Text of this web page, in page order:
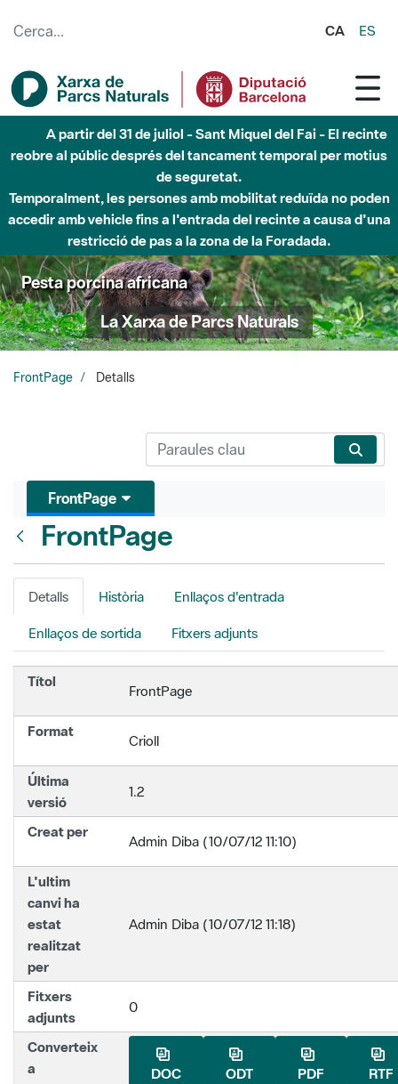
CA ES
A partir del 31 de juliol - Sant Miquel del Fai - El recinte
reobre al públic després del tancament temporal per motius
de seguretat.
Temporalment, les persones amb mobilitat reduïda no poden
accedir amb vehicle fins a l'entrada del recinte a causa d'una
restricció de pas a la zona de la Foradada.
Pesta porcina africana
La Xarxa de Parcs Naturals
FrontPage Detalls
FrontPage
FrontPage
Detalls Història Enllaços d'entrada
Enllaços de sortida Fitxers adjunts
Títol
FrontPage
Format
Crioll
Última
versió
1.2
Creat per
Admin Diba (10/07/12 11:10)
L'ultim
canvi ha
estat
realitzat
per
Admin Diba (10/07/12 11:18)
Fitxers
adjunts
0
Converteix
a
DOC ODT PDF RTF